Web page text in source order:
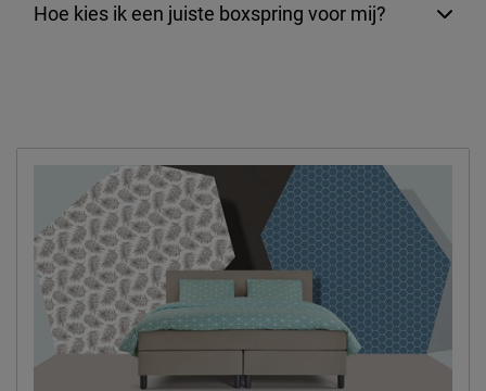
Hoe kies ik een juiste boxspring voor mij?